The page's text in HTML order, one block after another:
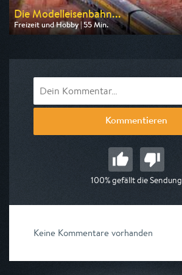
Die Modelleisenbahn...
Freizeit und Hobby | 55 Min.
Ausgestrahlt von WELT
Kommentieren
100% gefällt die Sendung
Keine Kommentare vorhanden